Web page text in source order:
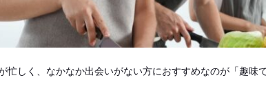
忙しく、なかなか出会いがない方におすすめなのが「趣味